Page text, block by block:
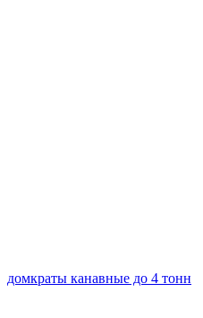
домкраты канавные до 4 тонн